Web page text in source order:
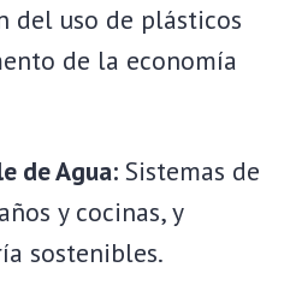
del uso de plásticos
de la economía
de Agua: Sistemas de
y cocinas, y
sostenibles.